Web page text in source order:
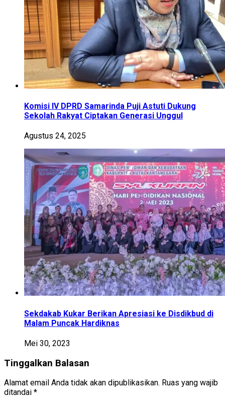
Komisi IV DPRD Samarinda Puji Astuti Dukung
Sekolah Rakyat Ciptakan Generasi Unggul
Agustus 24, 2025
Sekdakab Kukar Berikan Apresiasi ke Disdikbud di
Malam Puncak Hardiknas
Mei 30, 2023
Tinggalkan Balasan
Alamat email Anda tidak akan dipublikasikan. Ruas yang wajib
ditandai *